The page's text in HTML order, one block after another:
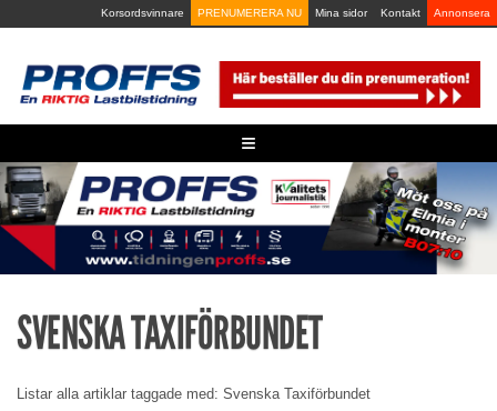
to
Korsordsvinnare PRENUMERERA NU Mina sidor Kontakt Annonsera
≡
SVENSKA TAXIFÖRBUNDET
Listar alla artiklar taggade med: Svenska Taxiförbundet